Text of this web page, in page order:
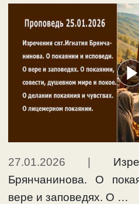
27.01.2026 |
Брянчанинова. О
вере и заповедях. О …